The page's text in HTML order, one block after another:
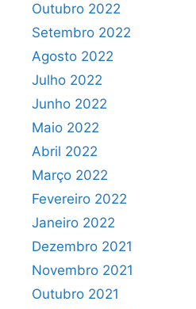
Outubro 2022
Setembro 2022
Agosto 2022
Julho 2022
Junho 2022
Maio 2022
Abril 2022
Março 2022
Fevereiro 2022
Janeiro 2022
Dezembro 2021
Novembro 2021
Outubro 2021